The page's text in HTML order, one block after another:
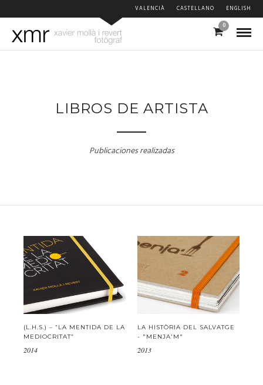
VALENCIÀ CASTELLANO ENGLISH
0
LIBROS DE ARTISTA
Publicaciones realizadas
(L.H.S.) – “LA MENTIDA DE LA
MEDIOCRITAT”
2014
LA HISTÒRIA DEL SALVATGE
- "MENJA'M"
2013